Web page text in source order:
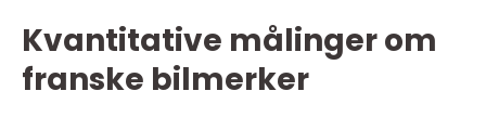
Kvantitative målinger om
franske bilmerker